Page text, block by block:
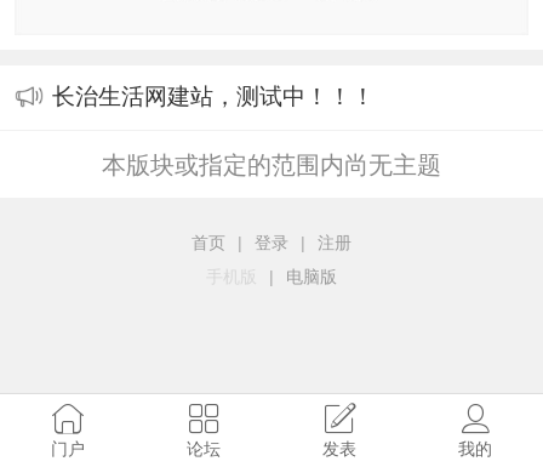
长治生活网建站，测试中！！！
本版块或指定的范围内尚无主题
首页 | 登录 |
注册
手机版
| 电脑版
门户 论坛 发表 我的